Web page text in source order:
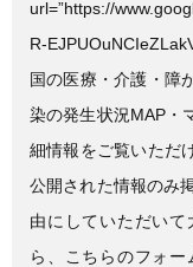
url=”https://
R-
国の医療・介護・障
染の発生状況MAP・
細情報をご覧いただ
公開された情報のみ
由にしていただい
ら、こちらのフォー